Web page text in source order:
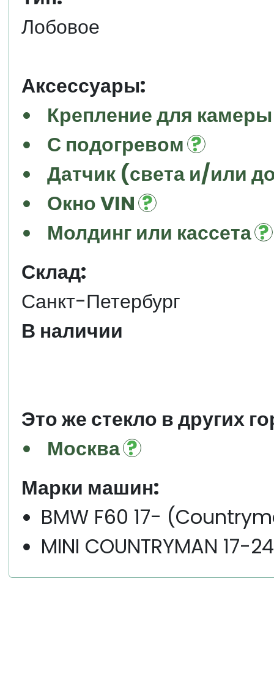
Лобовое
Аксессуары:
Крепление для
С подогревом
Датчик (света и/или
Окно VIN
Молдинг или кассета
Склад:
Санкт-Петербург
В наличии
Это же стекло в других
Москва
Марки машин:
BMW F60 17-
MINI COUNTRYMAN 17-